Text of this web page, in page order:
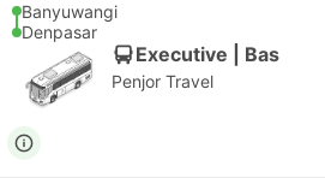
Banyuwangi
Denpasar
Executive | Bas
Penjor Travel